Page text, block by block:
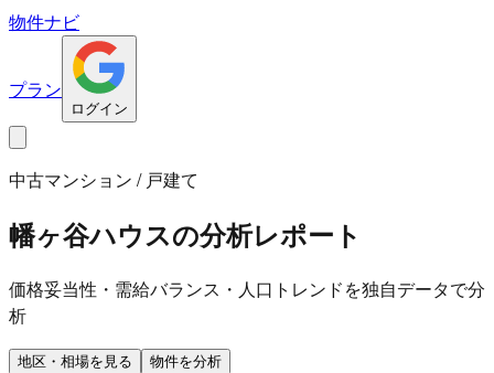
物件ナビ
プラン
ログイン
中古マンション / 戸建て
幡ヶ谷ハウスの分析レポート
価格妥当性・需給バランス・人口トレンドを独自データで分
析
地区・相場を見る 物件を分析